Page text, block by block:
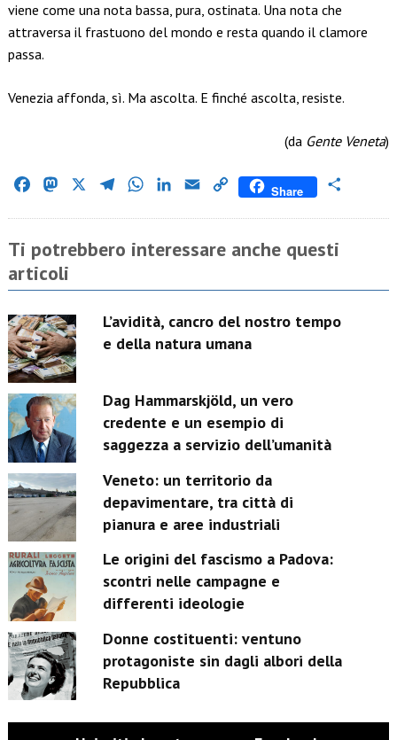
viene come una nota bassa, pura, ostinata. Una nota che
attraversa il frastuono del mondo e resta quando il clamore
passa.
Venezia affonda, sì. Ma ascolta. E finché ascolta, resiste.
(da Gente Veneta)
FacebookMastodon TelegramWhatsAppLinkedIn
Email Copy
Share
Ti potrebbero interessare anche questi
articoli
L’avidità, cancro del nostro tempo
e della natura umana
Dag Hammarskjöld, un vero
credente e un esempio di
saggezza a servizio dell’umanità
Veneto: un territorio da
depavimentare, tra città di
pianura e aree industriali
Le origini del fascismo a Padova:
scontri nelle campagne e
differenti ideologie
Donne costituenti: ventuno
protagoniste sin dagli albori della
Repubblica